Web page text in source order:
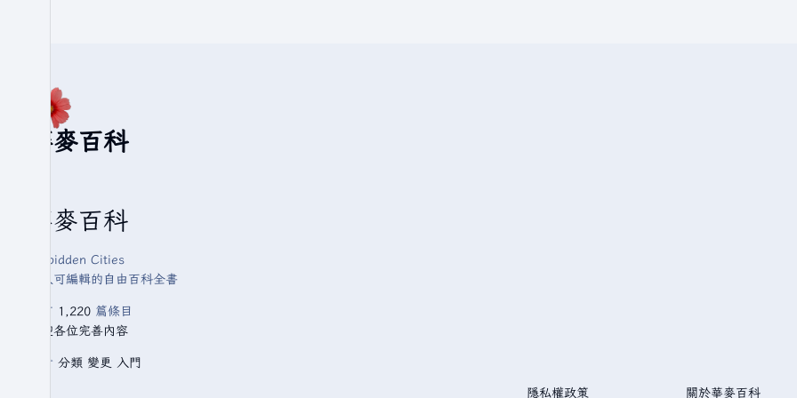
華麥百科
華麥百科
Forbidden Cities
人人可編輯的自由百科全書
已有 1,220 篇條目
歡迎各位完善內容
查看 分類 變更 入門
隱私權政策 關於華麥百科